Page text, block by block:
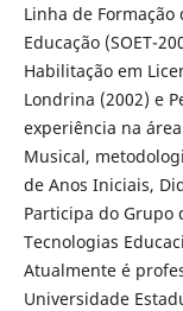
Linha de Formação
Educação (SOET-
Habilitação em
Londrina (2002) e
experiência na
Musical,
de Anos Iniciais,
Participa do Grupo
Tecnologias
Atualmente é
Universidade